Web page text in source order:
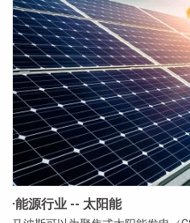
·能源行业 -- 太阳能